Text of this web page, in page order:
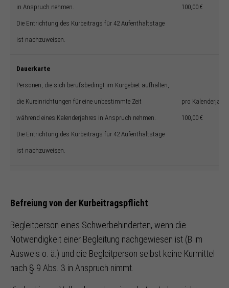
in Anspruch nehmen.
Die Entrichtung des Kurbeitrags für 42 Aufenthaltstage
ist nachzuweisen.
100,00 €
Dauerkarte
Personen, die sich berufsbedingt im Kurgebiet aufhalten,
die Kureinrichtungen für eine unbestimmte Zeit
während eines Kalenderjahres in Anspruch nehmen.
Die Entrichtung des Kurbeitrags für 42 Aufenthaltstage
ist nachzuweisen.
pro Kalenderjahr
100,00 €
Befreiung von der Kurbeitragspflicht
Begleitperson eines Schwerbehinderten, wenn die
Notwendigkeit einer Begleitung nachgewiesen ist (B im
Ausweis o. ä.) und die Begleitperson selbst keine Kurmittel
nach § 9 Abs. 3 in Anspruch nimmt.